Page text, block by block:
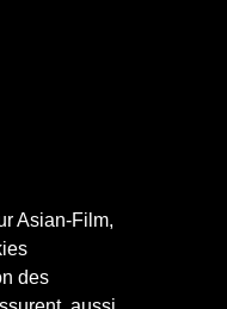
Asian-Film,
des